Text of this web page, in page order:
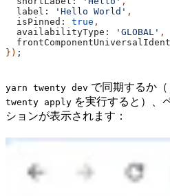
  label:
'Hello World' ,
  isPinned:
true ,
  availabilityType:
'GLOBAL' ,
}) ;
yarn twenty dev で同期するか
twenty apply を実行すると）、
ションが表示されます：